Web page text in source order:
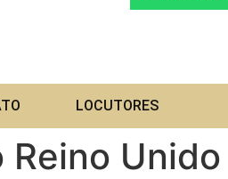
LOCUTORES
Unido